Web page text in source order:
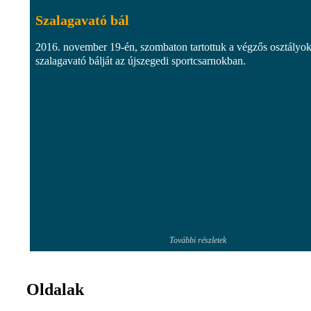
Szalagavató bál
2016. november 19-én, szombaton tartottuk a végzős osztályok
szalagavató bálját az újszegedi sportcsarnokban.
További részletek
Oldalak